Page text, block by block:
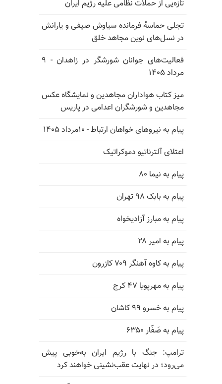
تازه‌یی از حملات نظامی علیه رژیم ایران
تجلی حماسه‌ٔ فرمانده سیاوش صیفی و یارانش
در نسل‌های نوین مجاهد خلق
فعالیت‌های جوانان شورشگر در زاهدان - ۹
مرداد ۱۴۰۵
میز کتاب هواداران مجاهدین و نمایشگاه عکس
مجاهدین و شورشگران اعدامی در پاریس
پیام به نیروهای خواهان ارتباط - ۱۰مرداد ۱۴۰۵
اعتلای آلترناتیو دموکراتیک
پیام به نیما ۸۰
پیام به بابک ۹۸ تهران
پیام به مبارز آزادیخواه
پیام به امیر ۲۸
پیام به کاوه آهنگر ۷۰۹ کازرون
پیام به مهرپویا ۴۷ کرج
پیام به خسرو ۹۹ کاشان
پیام به صَفّار ۶۳۵۰
ترامپ: جنگ با رژیم ایران به‌خوبی پیش
می‌رود؛ در نهایت عقب‌نشینی خواهند کرد